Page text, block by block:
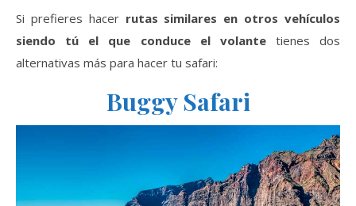
Si prefieres hacer rutas similares en otros vehículos
siendo tú el que conduce el volantetienes dos
alternativas más para hacer tu safari:
Buggy Safari